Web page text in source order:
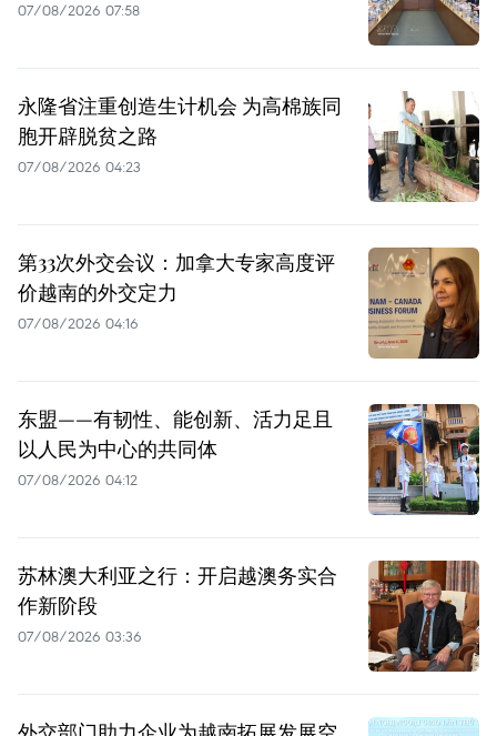
07/08/2026 07:58
永隆省注重创造生计机会 为高棉族同
胞开辟脱贫之路
07/08/2026 04:23
第33次外交会议：加拿大专家高度评
价越南的外交定力
07/08/2026 04:16
东盟——有韧性、能创新、活力足且
以人民为中心的共同体
07/08/2026 04:12
苏林澳大利亚之行：开启越澳务实合
作新阶段
07/08/2026 03:36